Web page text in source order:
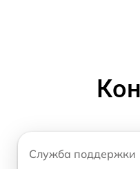
Служба поддержки